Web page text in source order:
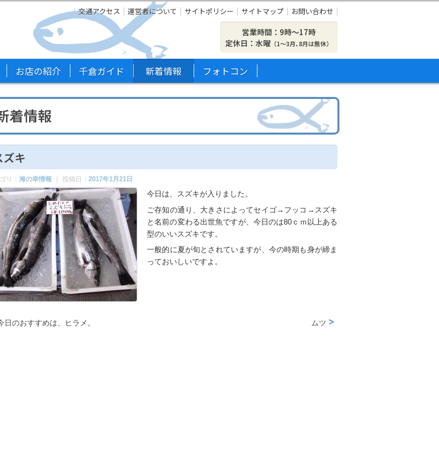
交通アクセス 運営者について サイトポリシー サイトマップ お問い合わせ
営業時間：9時〜17時
定休日：水曜 （1～3月､8月は無休）
お店の紹介 千倉ガイド 新着情報 フォトコン
着情報
ズキ
リ： 海の幸情報 ｜ 投稿日： 2017年1月21日
今日は、スズキが入りました。
ご存知の通り、大きさによってセイゴ→フッコ→スズキ
と名前の変わる出世魚ですが、今日のは80ｃｍ以上ある
型のいいスズキです。
一般的に夏が旬とされていますが、今の時期も身が締ま
っておいしいですよ。
ムツ
日のおすすめは、ヒラメ。